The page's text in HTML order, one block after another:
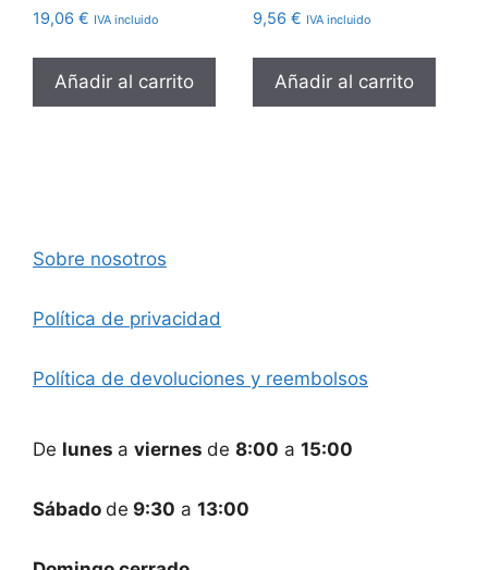
19,06 € IVA incluido
Añadir al carrito
9,56 € IVA incluido
Añadir al carrito
Sobre nosotros
Política de privacidad
Política de devoluciones y reembolsos
De lunes a viernes de 8:00 a 15:00
Sábado de 9:30 a 13:00